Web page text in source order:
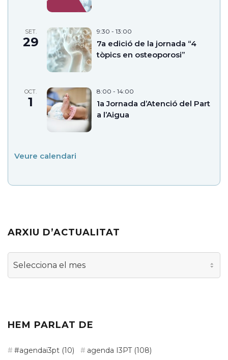
SET.
29
9:30 - 13:00
7a edició de la jornada “4
tòpics en osteoporosi”
OCT.
1
8:00 - 14:00
1a Jornada d’Atenció del Part
a l’Aigua
Veure calendari
ARXIU D’ACTUALITAT
Arxiu
HEM PARLAT DE
#agendai3pt (10) agenda I3PT(108)